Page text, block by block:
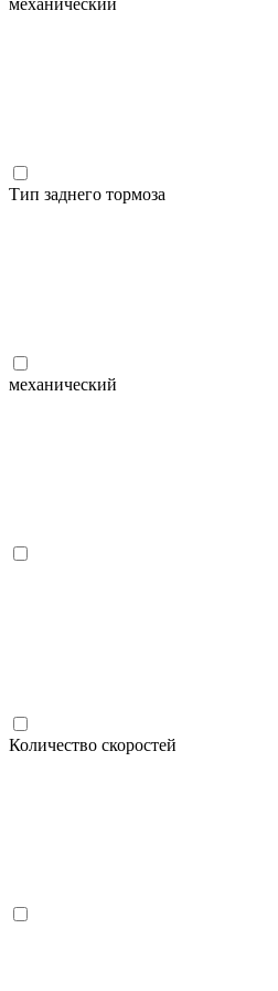
механический
Тип заднего тормоза
механический
Количество скоростей